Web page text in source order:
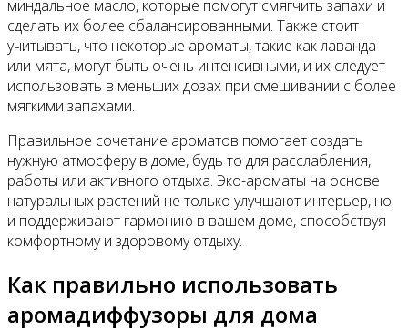
миндальное масло, которые помогут смягчить запахи и
сделать их более сбалансированными. Также стоит
учитывать, что некоторые ароматы, такие как лаванда
или мята, могут быть очень интенсивными, и их следует
использовать в меньших дозах при смешивании с более
мягкими запахами.
Правильное сочетание ароматов помогает создать
нужную атмосферу в доме, будь то для расслабления,
работы или активного отдыха. Эко-ароматы на основе
натуральных растений не только улучшают интерьер, но
и поддерживают гармонию в вашем доме, способствуя
комфортному и здоровому отдыху.
Как правильно использовать
аромадиффузоры для дома